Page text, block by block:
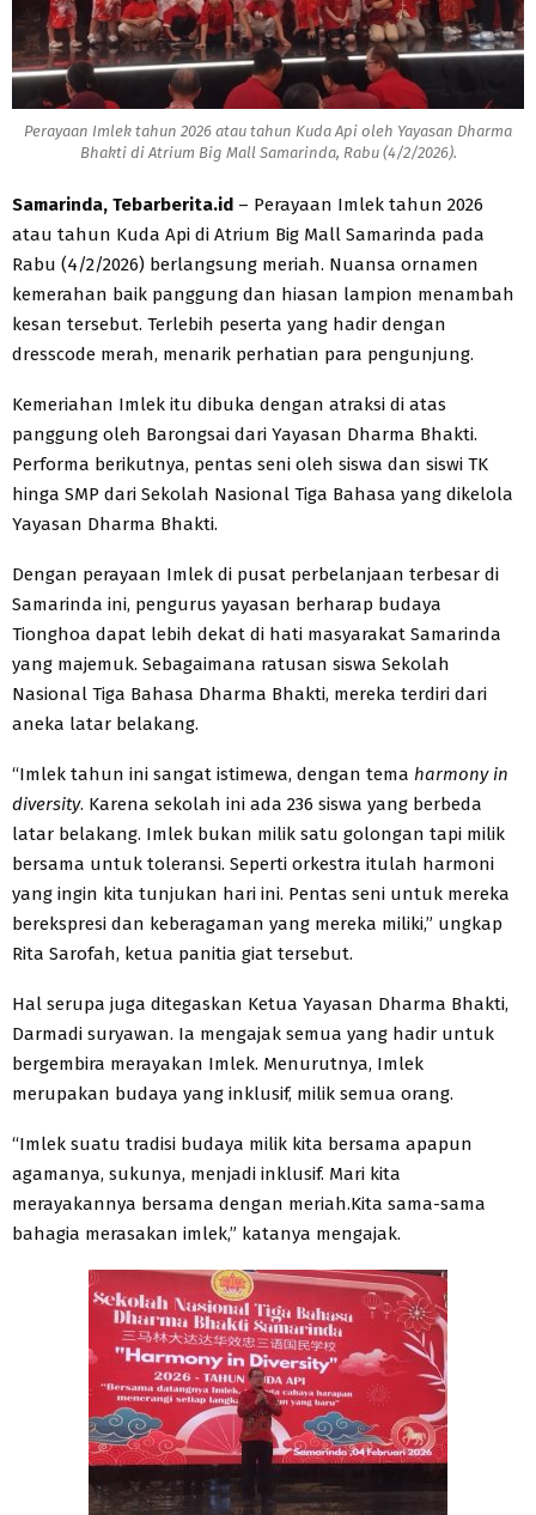
Perayaan Imlek tahun 2026 atau tahun Kuda Api oleh Yayasan Dharma
Bhakti di Atrium Big Mall Samarinda, Rabu (4/2/2026).
Samarinda, Tebarberita.id – Perayaan Imlek tahun 2026
atau tahun Kuda Api di Atrium Big Mall Samarinda pada
Rabu (4/2/2026) berlangsung meriah. Nuansa ornamen
kemerahan baik panggung dan hiasan lampion menambah
kesan tersebut. Terlebih peserta yang hadir dengan
dresscode merah, menarik perhatian para pengunjung.
Kemeriahan Imlek itu dibuka dengan atraksi di atas
panggung oleh Barongsai dari Yayasan Dharma Bhakti.
Performa berikutnya, pentas seni oleh siswa dan siswi TK
hinga SMP dari Sekolah Nasional Tiga Bahasa yang dikelola
Yayasan Dharma Bhakti.
Dengan perayaan Imlek di pusat perbelanjaan terbesar di
Samarinda ini, pengurus yayasan berharap budaya
Tionghoa dapat lebih dekat di hati masyarakat Samarinda
yang majemuk. Sebagaimana ratusan siswa Sekolah
Nasional Tiga Bahasa Dharma Bhakti, mereka terdiri dari
aneka latar belakang.
“Imlek tahun ini sangat istimewa, dengan tema harmony in
diversity. Karena sekolah ini ada 236 siswa yang berbeda
latar belakang. Imlek bukan milik satu golongan tapi milik
bersama untuk toleransi. Seperti orkestra itulah harmoni
yang ingin kita tunjukan hari ini. Pentas seni untuk mereka
berekspresi dan keberagaman yang mereka miliki,” ungkap
Rita Sarofah, ketua panitia giat tersebut.
Hal serupa juga ditegaskan Ketua Yayasan Dharma Bhakti,
Darmadi suryawan. Ia mengajak semua yang hadir untuk
bergembira merayakan Imlek. Menurutnya, Imlek
merupakan budaya yang inklusif, milik semua orang.
“Imlek suatu tradisi budaya milik kita bersama apapun
agamanya, sukunya, menjadi inklusif. Mari kita
merayakannya bersama dengan meriah.Kita sama-sama
bahagia merasakan imlek,” katanya mengajak.